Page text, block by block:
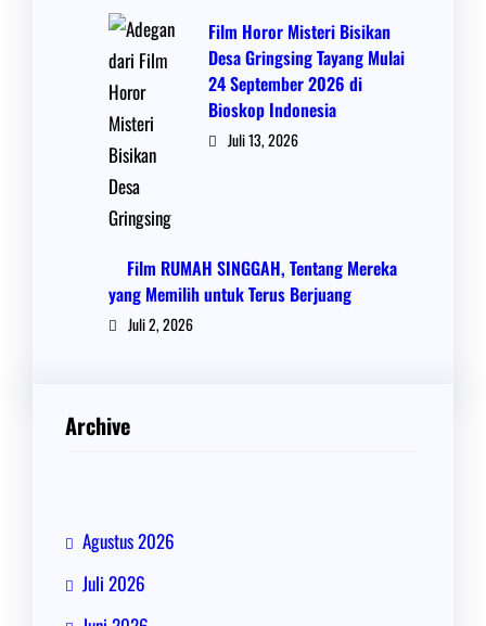
Film Horor Misteri Bisikan
Desa Gringsing Tayang Mulai
24 September 2026 di
Bioskop Indonesia
Juli 13, 2026
Film RUMAH SINGGAH, Tentang Mereka
yang Memilih untuk Terus Berjuang
Juli 2, 2026
Archive
Agustus 2026
Juli 2026